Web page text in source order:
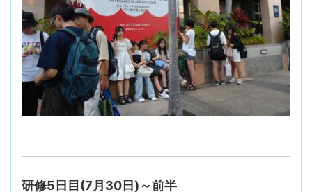
研修5日目(7月30日)～前半